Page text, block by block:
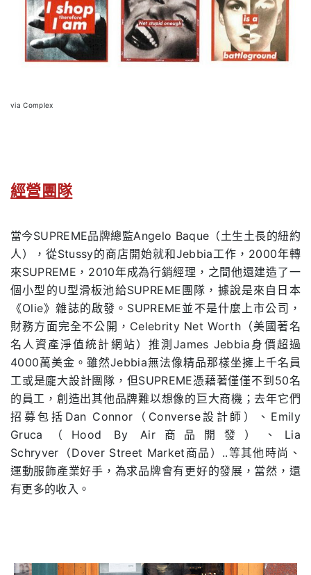
viaComplex
經營團隊
當今SUPREME品牌總監Angelo Baque（土生土長的紐約
人），從Stussy的商店開始就和Jebbia工作，2000年轉
來SUPREME，2010年成為行銷經理，之間他還建造了一
個小型的U型滑板池給SUPREME團隊，據說是來自日本
《Olie》雜誌的啟發。SUPREME並不是什麼上市公司，
財務方面完全不公開，Celebrity Net Worth（美國著名
名人資產淨值統計網站）推測James Jebbia身價超過
4000萬美金。雖然Jebbia無法像精品那樣坐擁上千名員
工或是龐大設計團隊，但SUPREME憑藉著僅僅不到50名
的員工，創造出其他品牌難以想像的巨大商機；去年它們
招募包括Dan Connor（Converse設計師）、Emily
Gruca（Hood By Air商品開發）、Lia
Schryver（Dover Street Market商品）..等其他時尚、
運動服飾產業好手，為求品牌會有更好的發展，當然，還
有更多的收入。